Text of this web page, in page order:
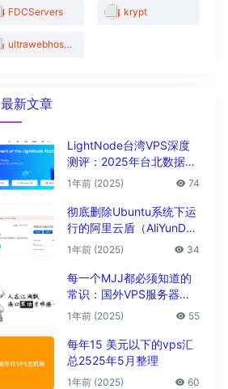
FDCServers krypt
ultrawebhosting
最新文章
LightNode台湾VPS深度
测评：2025年台北数据中
心vps性能与解锁能力全解
1年前 (2025) 74
彻底删除Ubuntu系统下运
行的阿里云盾（AliYunDu
n/Aegis）
1年前 (2025) 34
每一个MJJ都必须知道的
常识：国外VPS服务器圈
子黑话大全
1年前 (2025) 55
每年15 美元以下的vps汇
总2525年5月整理
1年前 (2025) 60